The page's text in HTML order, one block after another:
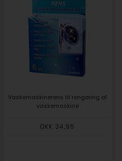
Vaskemaskinerens til rengøring af
vaskemaskine
DKK 34,95